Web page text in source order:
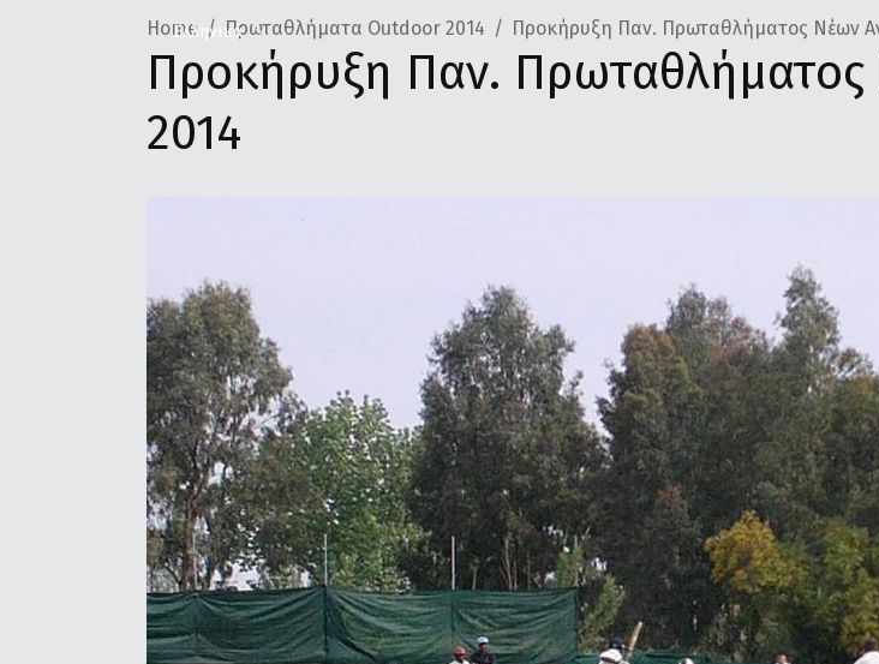
Ελληνικά
Home Πρωταθλήματα Outdoor 2014 Προκήρυξη Παν. Πρωταθλήματος Νέων
Προκήρυξη Παν.
2014